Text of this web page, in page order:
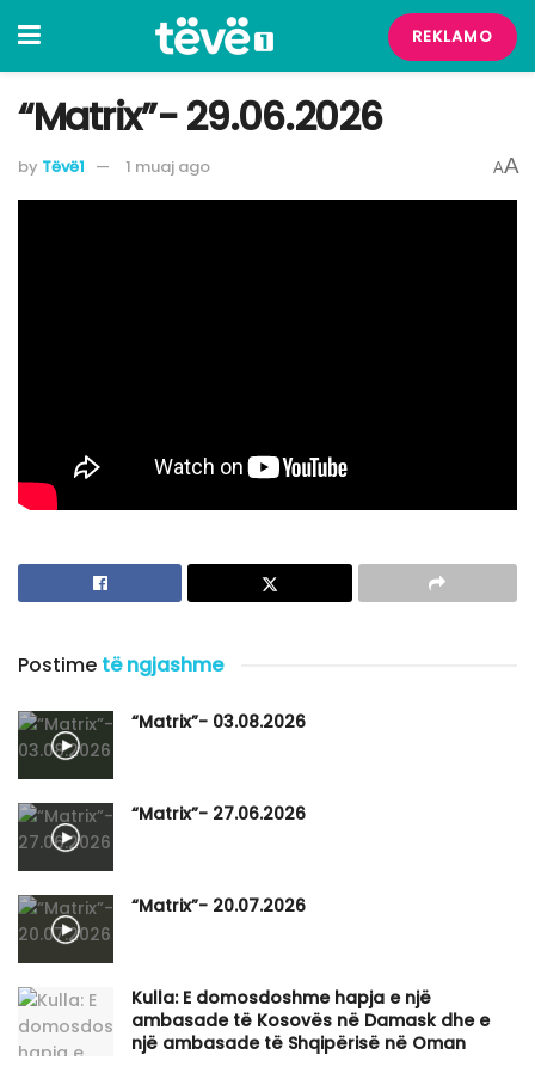
REKLAMO
“Matrix”- 29.06.2026
by Tëvë1 1 muaj ago AA
Postime të ngjashme
“Matrix”- 03.08.2026
“Matrix”- 27.06.2026
“Matrix”- 20.07.2026
Kulla: E domosdoshme hapja e një
ambasade të Kosovës në Damask dhe e
një ambasade të Shqipërisë në Oman